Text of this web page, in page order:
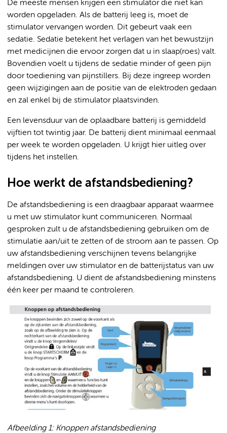
De meeste mensen krijgen een stimulator die niet kan
worden opgeladen. Als de batterij leeg is, moet de
stimulator vervangen worden. Dit gebeurt vaak een
sedatie. Sedatie betekent het verlagen van het bewustzijn
met medicijnen die ervoor zorgen dat u in slaap(roes) valt.
Bovendien voelt u tijdens de sedatie minder of geen pijn
door toediening van pijnstillers. Bij deze ingreep worden
geen wijzigingen aan de positie van de elektroden gedaan
en zal enkel bij de stimulator plaatsvinden.
Een levensduur van de oplaadbare batterij is gemiddeld
vijftien tot twintig jaar. De batterij dient minimaal eenmaal
per week te worden opgeladen. U krijgt hier uitleg over
tijdens het instellen.
Hoe werkt de afstandsbediening?
De afstandsbediening is een draagbaar apparaat waarmee
u met uw stimulator kunt communiceren. Normaal
gesproken zult u de afstandsbediening gebruiken om de
stimulatie aan/uit te zetten of de stroom aan te passen. Op
uw afstandsbediening verschijnen tevens belangrijke
meldingen over uw stimulator en de batterijstatus van uw
afstandsbediening. U dient de afstandsbediening minstens
één keer per maand te controleren.
Afbeelding 1: Knoppen afstandsbediening